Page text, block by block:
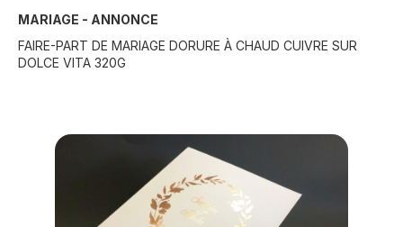
MARIAGE - ANNONCE
FAIRE-PART DE MARIAGE DORURE À CHAUD CUIVRE SUR
DOLCE VITA 320G